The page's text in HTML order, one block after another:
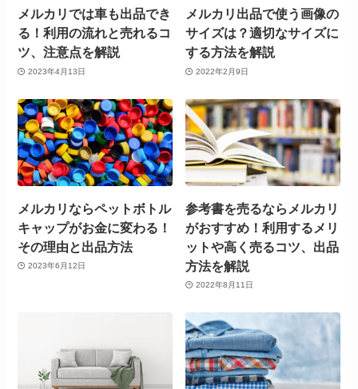
メルカリでは車も出品でき
る！利用の流れと売れるコ
ツ、注意点を解説
2023年4月13日
メルカリ出品で使う画像の
サイズは？適切なサイズに
する方法を解説
2022年2月9日
メルカリならペットボトル
キャップがお金に変わる！
その理由と出品方法
2023年6月12日
参考書を売るならメルカリ
がおすすめ！利用するメリ
ットや高く売るコツ、出品
方法を解説
2022年8月11日